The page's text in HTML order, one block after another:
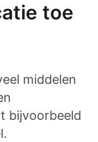
toe
middelen
bijvoorbeeld